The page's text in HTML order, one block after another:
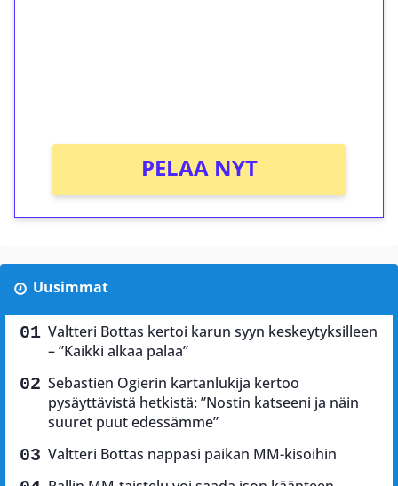
PELAA NYT
Uusimmat
Valtteri Bottas kertoi karun syyn keskeytyksilleen
– ”Kaikki alkaa palaa”
Sebastien Ogierin kartanlukija kertoo
pysäyttävistä hetkistä: ”Nostin katseeni ja näin
suuret puut edessämme”
Valtteri Bottas nappasi paikan MM-kisoihin